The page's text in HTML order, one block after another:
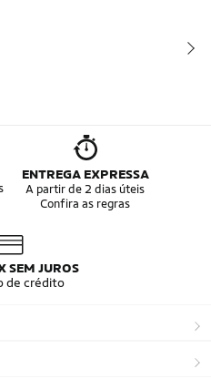
ENTREGA EXPRESSA
A partir de 2 dias úteis
Confira as regras
SEM JUROS
de crédito